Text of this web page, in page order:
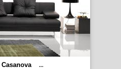
Casanova ...